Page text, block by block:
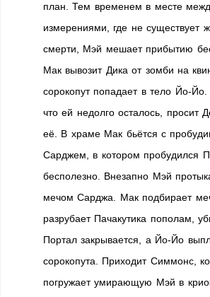
план. Тем временем в месте
измерениями, где не существует
смерти, Мэй мешает прибытию
Мак вывозит Дика от зомби на
сорокопут попадает в тело Йо-Йо.
что ей недолго осталось, просит
её. В храме Мак бьётся с
Сарджем, в котором пробудился
бесполезно. Внезапно Мэй
мечом Сарджа. Мак подбирает
разрубает Пачакутика пополам,
Портал закрывается, а Йо-Йо
сорокопута. Приходит Симмонс,
погружает умирающую Мэй в